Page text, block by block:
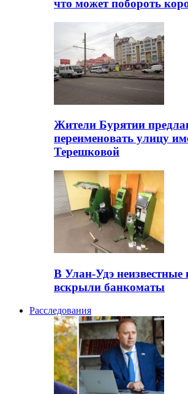
что может побороть
Жители Бурятии
переименовать улицу
Терешковой
В Улан-Удэ неизвестные
вскрыли банкоматы
Расследования